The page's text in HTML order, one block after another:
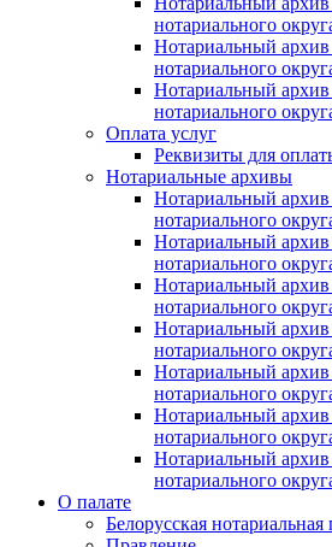
нотариального
Нотариальный
нотариального
Нотариальный
нотариального
Оплата услуг
Реквизиты для
Нотариальные архивы
Нотариальный архив
нотариального
Нотариальный архив
нотариального
Нотариальный архив
нотариального
Нотариальный архив
нотариального
Нотариальный
нотариального
Нотариальный
нотариального
Нотариальный
нотариального
О палате
Белорусская нотариальная